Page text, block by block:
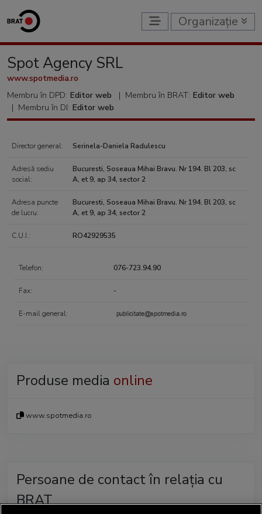
Organizație
Spot Agency SRL
www.spotmedia.ro
Membru în DPD: Editor web | Membru în BRAT: Editor web
| Membru în DI: Editor web
Director general: Serinela-Daniela Radulescu
Adresă sediu
social:
Bucuresti, Soseaua Mihai Bravu. Nr 194. Bl 203, sc
A, et 9, ap 34, sector 2
Adresa puncte
de lucru:
Bucuresti, Soseaua Mihai Bravu. Nr 194. Bl 203, sc
A, et 9, ap 34, sector 2
C.U.I.: RO42929535
Telefon: 076-723.94.90
Fax: -
E-mail general:
Produse media online
www.spotmedia.ro
Persoane de contact în relația cu
BRAT